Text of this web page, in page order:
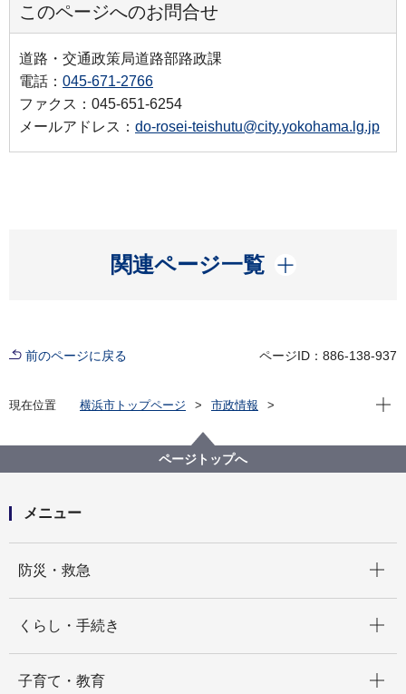
このページへのお問合せ
道路・交通政策局道路部路政課
電話： 045-671-2766
ファクス：045-651-6254
メールアドレス： do-rosei-teishutu@city.yokohama.lg.jp
関連ページ一覧
開く
前のページに戻る ページID：886-138-937
現在位置 横浜市トップページ
市政情報
道路・交通政策局の紹介
道路・交通政策局の組織と業務
道路・交通政策局 路政課
現在
ページトップへ
メニュー
防災・救急
くらし・手続き
子育て・教育